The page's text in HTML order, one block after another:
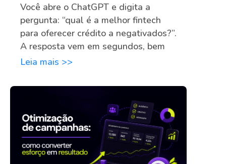
Você abre o ChatGPT e digita a
pergunta: “qual é a melhor fintech
para oferecer crédito a negativados?”.
A resposta vem em segundos, bem
Leia mais >>